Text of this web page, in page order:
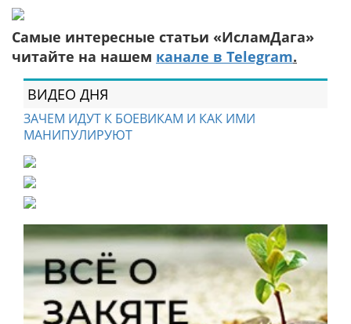
Самые интересные статьи «ИсламДага»
читайте на нашем канале в Telegram.
ВИДЕО ДНЯ
ЗАЧЕМ ИДУТ К БОЕВИКАМ И КАК ИМИ
МАНИПУЛИРУЮТ